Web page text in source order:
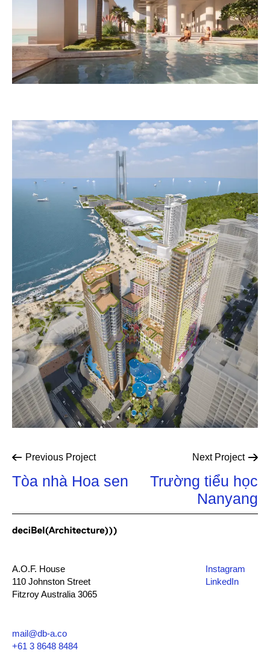
Previous Project
Tòa nhà Hoa sen
Next Project
Trường tiểu học
Nanyang
A.O.F. House
110 Johnston Street
Fitzroy Australia 3065
mail@db-a.co
+61 3 8648 8484
Instagram
LinkedIn